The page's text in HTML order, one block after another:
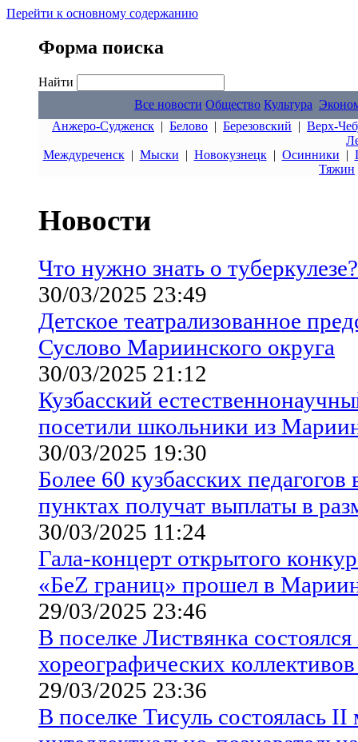
Перейти к основному содержанию
Форма поиска
Найти
Все новости Общество Культура
Анжеро-Судженск | Белово | Березовский | Верх-
Междуреченск| Мыски | Новокузнецк| Осинники |
Тяжин
Новости
Что нужно знать о туберкулезе?
30/03/2025 23:49
Детское театрализованное
Суслово Мариинского округа
30/03/2025 21:12
Кузбасский
посетили школьники из
30/03/2025 19:30
Более 60 кузбасских
пунктах получат выплаты в
30/03/2025 11:24
Гала-концерт открытого
«БеZ границ» прошел в
29/03/2025 23:46
В поселке Листвянка
хореографических
29/03/2025 23:36
В поселке Тисуль состоялась